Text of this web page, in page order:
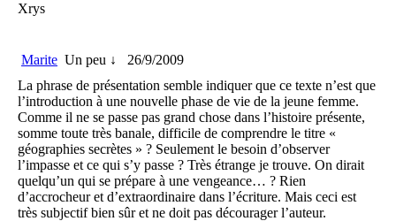
Xrys
Marite Un peu ↓
26/9/2009
La phrase de présentation semble indiquer que ce texte n’est que
l’introduction à une nouvelle phase de vie de la jeune femme.
Comme il ne se passe pas grand chose dans l’histoire présente,
somme toute très banale, difficile de comprendre le titre «
géographies secrètes » ? Seulement le besoin d’observer
l’impasse et ce qui s’y passe ? Très étrange je trouve. On dirait
quelqu’un qui se prépare à une vengeance… ? Rien
d’accrocheur et d’extraordinaire dans l’écriture. Mais ceci est
très subjectif bien sûr et ne doit pas décourager l’auteur.